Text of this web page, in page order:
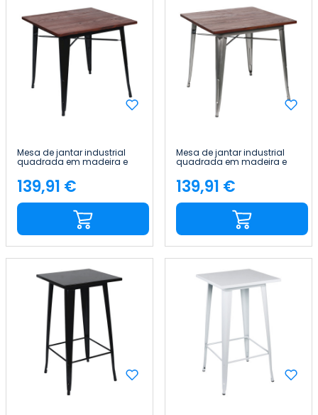
Mesa de jantar industrial
quadrada em madeira e
aço, 80 x 80 x 76 cm Thinia
Home
Preço
139,91 €
Mesa de jantar industrial
quadrada em madeira e
aço, 80 x 80 x 76 cm Thinia
Home
Preço
139,91 €